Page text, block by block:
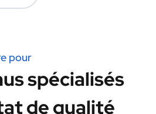
pour
spécialisés
de qualité